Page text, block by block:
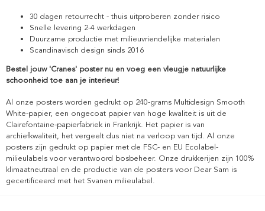
30 dagen retourrecht - thuis uitproberen zonder risico
Snelle levering 2-4 werkdagen
Duurzame productie met milieuvriendelijke materialen
Scandinavisch design sinds 2016
Bestel jouw 'Cranes' poster nu en voeg een vleugje natuurlijke
schoonheid toe aan je interieur!
Al onze posters worden gedrukt op 240-grams Multidesign Smooth
White-papier, een ongecoat papier van hoge kwaliteit is uit de
Clairefontaine-papierfabriek in Frankrijk. Het papier is van
archiefkwaliteit, het vergeelt dus niet na verloop van tijd. Al onze
posters zijn gedrukt op papier met de FSC- en EU Ecolabel-
milieulabels voor verantwoord bosbeheer. Onze drukkerijen zijn 100%
klimaatneutraal en de productie van de posters voor Dear Sam is
gecertificeerd met het Svanen milieulabel.